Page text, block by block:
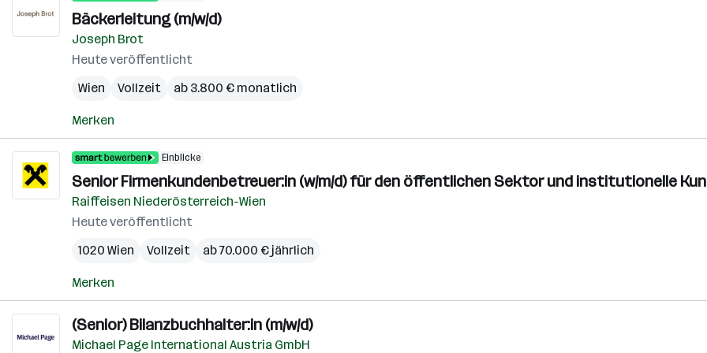
Bäckerleitung (m/w/d)
Joseph Brot
Heute veröffentlicht
Wien
Vollzeit ab 3.800 € monatlich
Merken
Einblicke
Senior Firmenkundenbetreuer:in (w/m/d) für den öffentlichen Sektor und institutionelle
Raiffeisen Niederösterreich-Wien
Heute veröffentlicht
1020 Wien
Vollzeit ab 70.000 € jährlich
Merken
(Senior) Bilanzbuchhalter:in (m/w/d)
Michael Page International Austria GmbH